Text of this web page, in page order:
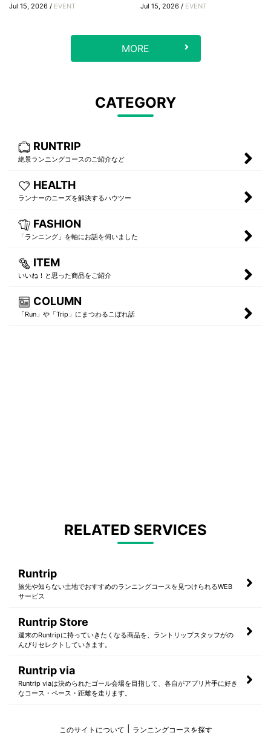
Jul 15, 2026 / EVENT Jul 15, 2026 / EVENT
MORE
CATEGORY
RUNTRIP
絶景ランニングコースのご紹介など
HEALTH
ランナーのニーズを解決するハウツー
FASHION
「ランニング」を軸にお話を伺いました
ITEM
いいね！と思った商品をご紹介
COLUMN
「Run」や「Trip」にまつわるこぼれ話
RELATED SERVICES
Runtrip
旅先や知らない土地でおすすめのランニングコースを見つけられるWEB
サービス
Runtrip Store
週末のRuntripに持っていきたくなる商品を、ラントリップスタッフがの
んびりセレクトしていきます。
Runtrip via
Runtrip viaは決められたゴール会場を目指して、各自がアプリ片手に好き
なコース・ペース・距離を走ります。
このサイトについて ランニングコースを探す